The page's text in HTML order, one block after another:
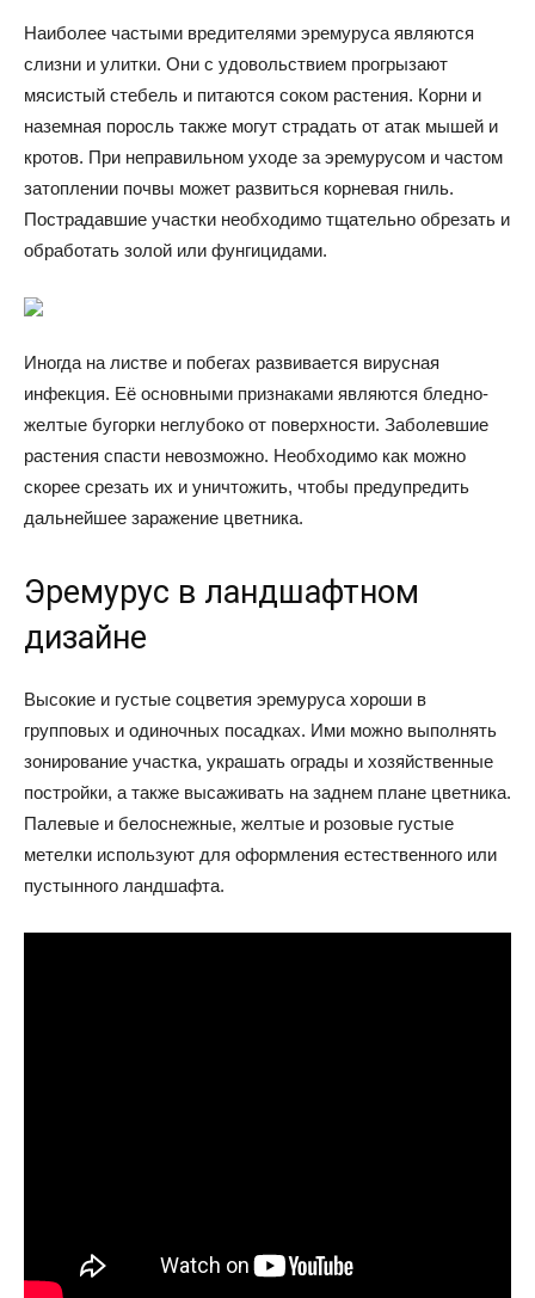
Наиболее частыми вредителями эремуруса являются
слизни и улитки. Они с удовольствием прогрызают
мясистый стебель и питаются соком растения. Корни и
наземная поросль также могут страдать от атак мышей и
кротов. При неправильном уходе за эремурусом и частом
затоплении почвы может развиться корневая гниль.
Пострадавшие участки необходимо тщательно обрезать и
обработать золой или фунгицидами.
Иногда на листве и побегах развивается вирусная
инфекция. Её основными признаками являются бледно-
желтые бугорки неглубоко от поверхности. Заболевшие
растения спасти невозможно. Необходимо как можно
скорее срезать их и уничтожить, чтобы предупредить
дальнейшее заражение цветника.
Эремурус в ландшафтном
дизайне
Высокие и густые соцветия эремуруса хороши в
групповых и одиночных посадках. Ими можно выполнять
зонирование участка, украшать ограды и хозяйственные
постройки, а также высаживать на заднем плане цветника.
Палевые и белоснежные, желтые и розовые густые
метелки используют для оформления естественного или
пустынного ландшафта.